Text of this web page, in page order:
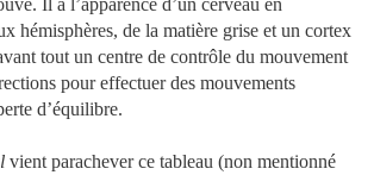
hémisphères, de la matière grise et un cortex
tout un centre de contrôle du mouvement
pour effectuer des mouvements
d’équilibre.
vient parachever ce tableau (non mentionné